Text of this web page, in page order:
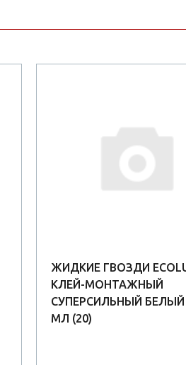
ЖИДКИЕ ГВОЗДИ
КЛЕЙ-МОНТАЖНЫЙ
СУПЕРСИЛЬНЫЙ БЕЛЫЙ
МЛ (20)